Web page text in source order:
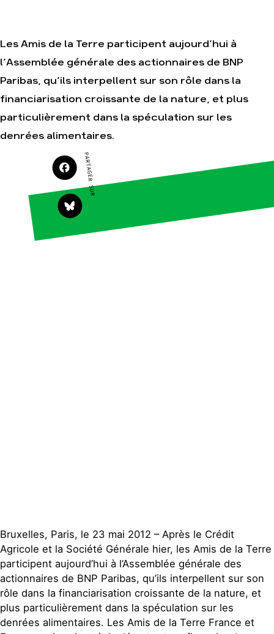
Agir
terrain
Agir au quotidien
Soutenir les
campagnes
Transmettre tout
ou partie de son
patrimoine
Télécharger
gratuitement les
citoyens
Nos
thématiques
Climat – Énergie
Surproduction
Multinationales
Les Amis de la Terre participent aujourd’hui à
l’Assemblée générale des actionnaires de BNP
Paribas, qu’ils interpellent sur son rôle dans la
financiarisation croissante de la nature, et plus
particulièrement dans la spéculation sur les
denrées alimentaires.
PARTAGER SUR
Bruxelles, Paris, le 23 mai 2012 – Après le Crédit
Agricole et la Société Générale hier, les Amis de la Terre
participent aujourd’hui à l’Assemblée générale des
actionnaires de BNP Paribas, qu’ils interpellent sur son
rôle dans la financiarisation croissante de la nature, et
plus particulièrement dans la spéculation sur les
denrées alimentaires. Les Amis de la Terre France et